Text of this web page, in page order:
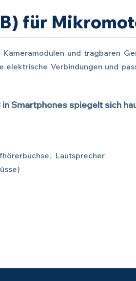
für
und tragbaren
elektrische Verbindungen und
in Smartphones spiegelt sich
Lautsprecher